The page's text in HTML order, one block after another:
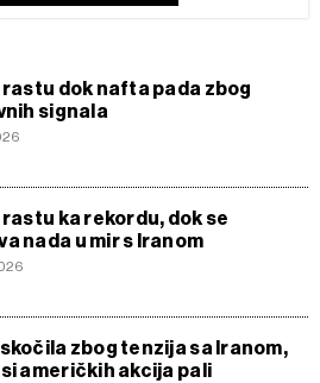
dok nafta pada zbog
signala
ka rekordu, dok se
nada u mir s Iranom
zbog tenzija sa Iranom,
američkih akcija pali